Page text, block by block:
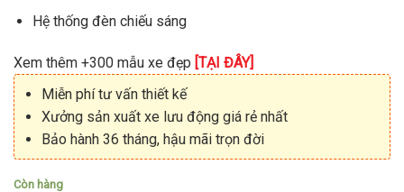
Hệ thống đèn chiếu sáng
Xem thêm +300 mẫu xe đẹp [TẠI ĐÂY]
Miễn phí tư vấn thiết kế
Xưởng sản xuất xe lưu động giá rẻ nhất
Bảo hành 36 tháng, hậu mãi trọn đời
Còn hàng